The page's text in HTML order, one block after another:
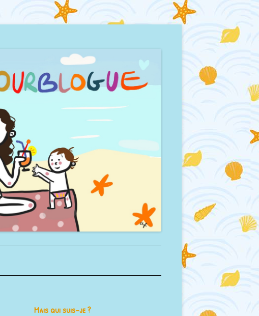
Mais qui suis-je ?